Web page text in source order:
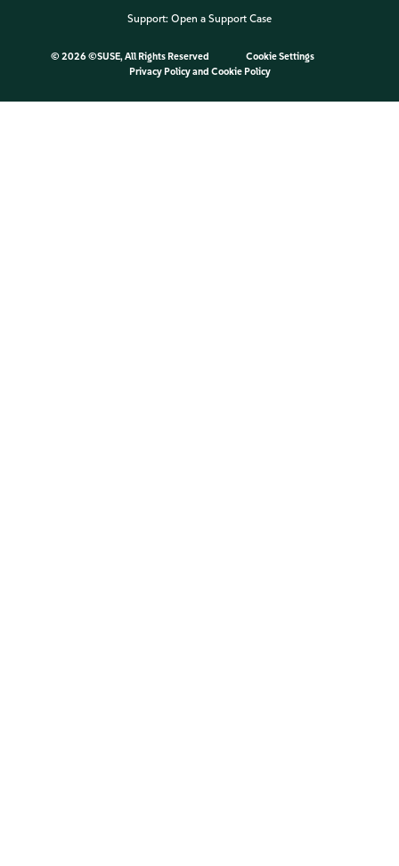
Support: Open a Support Case
© 2026 ©SUSE, All Rights Reserved
Cookie Settings
Privacy Policyand Cookie Policy